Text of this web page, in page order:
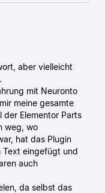
aber vielleicht
mit Neuronto
meine gesamte
der Elementor Parts
weg, wo
hat das Plugin
Text eingefügt und
auch
da selbst das